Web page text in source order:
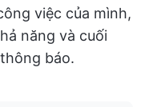
việc của mình,
năng và cuối
báo.